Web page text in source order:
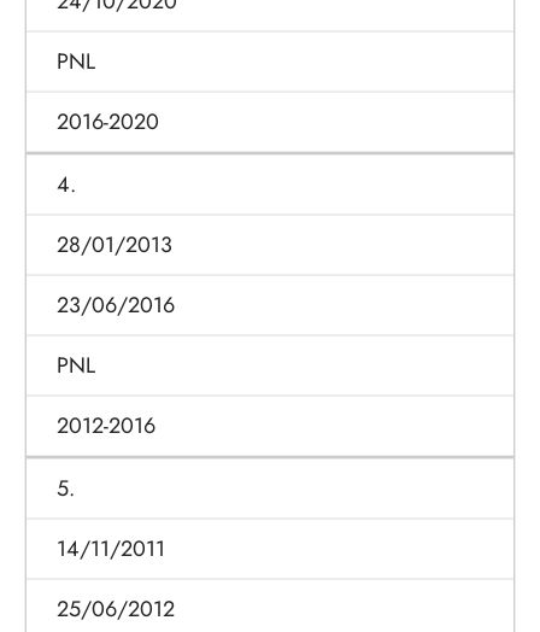
PNL
2016-2020
4.
28/01/2013
23/06/2016
PNL
2012-2016
5.
14/11/2011
25/06/2012